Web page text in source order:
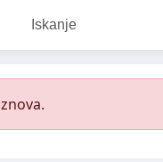
Iskanje